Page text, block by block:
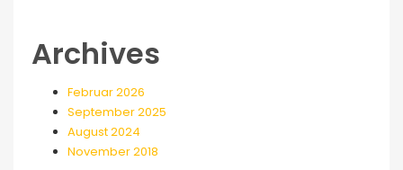
Archives
Februar 2026
September 2025
August 2024
November 2018